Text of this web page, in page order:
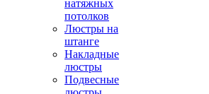
натяжных
потолков
Люстры на
штанге
Накладные
люстры
Подвесные